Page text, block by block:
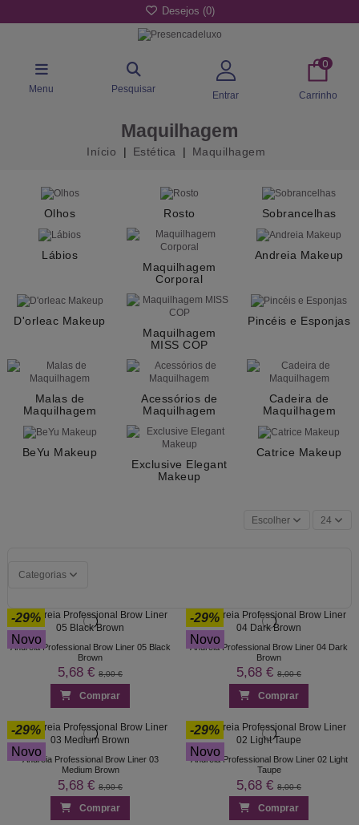
Desejos (0)
Menu Pesquisar
Entrar
0
Carrinho
Maquilhagem
Início Estética Maquilhagem
Olhos Rosto Sobrancelhas
Lábios
Maquilhagem
Corporal
Andreia Makeup
D'orleac Makeup
Maquilhagem
MISS COP
Pincéis e Esponjas
Malas de
Maquilhagem
Acessórios de
Maquilhagem
Cadeira de
Maquilhagem
BeYu Makeup
Exclusive Elegant
Makeup
Catrice Makeup
Escolher 24
Categorias
-29%
Novo
Andreia Professional Brow Liner 05 Black
Brown
5,68 € 8,00 €
Comprar
-29%
Novo
Andreia Professional Brow Liner 04 Dark
Brown
5,68 € 8,00 €
Comprar
-29%
Novo
Andreia Professional Brow Liner 03
Medium Brown
5,68 € 8,00 €
Comprar
-29%
Novo
Andreia Professional Brow Liner 02 Light
Taupe
5,68 € 8,00 €
Comprar